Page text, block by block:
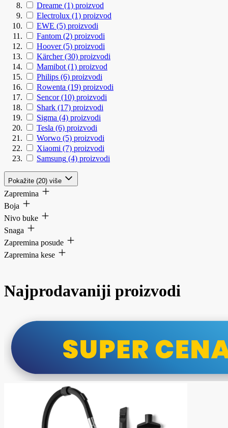
Dreame (1) proizvod
Electrolux (1) proizvod
EWE (5) proizvodi
Fantom (2) proizvodi
Hoover (5) proizvodi
Kärcher (30) proizvodi
Mamibot (1) proizvod
Philips (6) proizvodi
Rowenta (19) proizvodi
Sencor (10) proizvodi
Shark (17) proizvodi
Sigma (4) proizvodi
Tesla (6) proizvodi
Worwo (5) proizvodi
Xiaomi (7) proizvodi
Samsung (4) proizvodi
Pokažite (20) više
Zapremina
Boja
Nivo buke
Snaga
Zapremina posude
Zapremina kese
Najprodavaniji proizvodi